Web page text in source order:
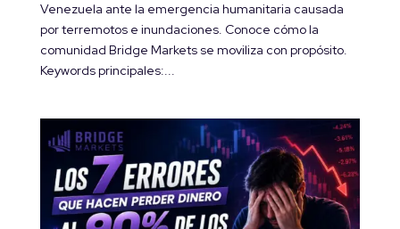
Venezuela ante la emergencia humanitaria causada
por terremotos e inundaciones. Conoce cómo la
comunidad Bridge Markets se moviliza con propósito.
Keywords principales:...